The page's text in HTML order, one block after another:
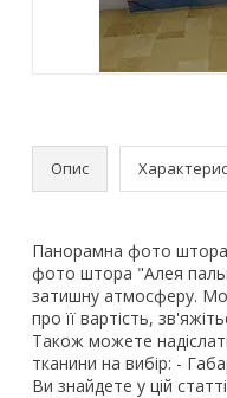
Опис
Панорамна фото
фото штора "Алея
затишну атмосферу.
про її вартість,
Також можете
тканини на вибір: -
Ви знайдете у цій